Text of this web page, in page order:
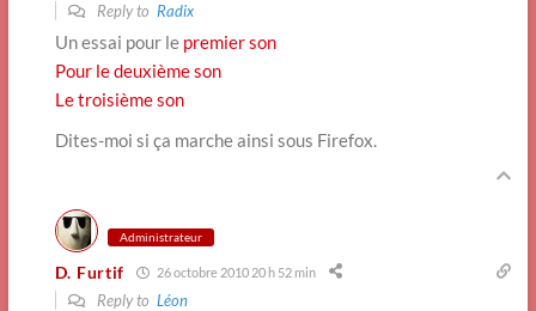
Reply to Radix
Un essai pour le premier son
Pour le deuxième son
Le troisième son
Dites-moi si ça marche ainsi sous Firefox.
Administrateur
D. Furtif 26 octobre 2010 20 h 52 min
Reply to Léon